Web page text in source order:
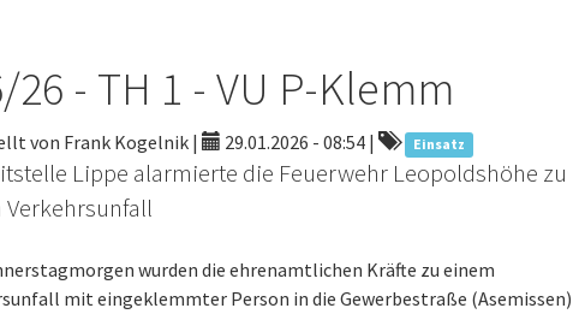
26 - TH 1 - VU P-Klemm
von Frank Kogelnik | 29.01.2026 - 08:54 | Einsatz
Lippe alarmierte die Feuerwehr Leopoldshöhe zu
Verkehrsunfall
wurden die ehrenamtlichen Kräfte zu einem
mit eingeklemmter Person in die Gewerbestraße (Asemissen)